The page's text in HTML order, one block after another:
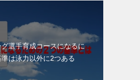
選手育成コースになるに
は泳力以外に2つある